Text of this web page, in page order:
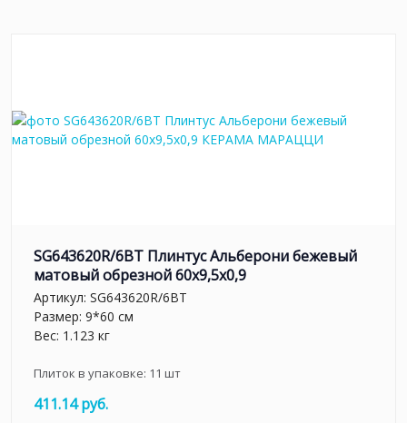
SG643620R/6BT Плинтус Альберони бежевый
матовый обрезной 60x9,5x0,9
Артикул: SG643620R/6BT
Размер: 9*60 см
Вес: 1.123 кг
Плиток в упаковке: 11 шт
411.14 руб.